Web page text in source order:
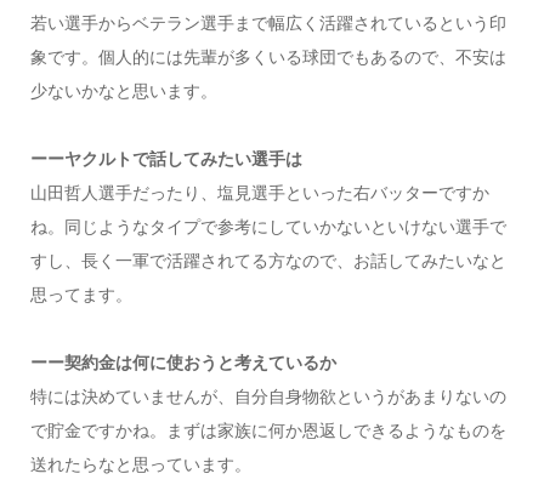
若い選手からベテラン選手まで幅広く活躍されているという印
象です。個人的には先輩が多くいる球団でもあるので、不安は
少ないかなと思います。
ーーヤクルトで話してみたい選手は
山田哲人選手だったり、塩見選手といった右バッターですか
ね。同じようなタイプで参考にしていかないといけない選手で
すし、長く一軍で活躍されてる方なので、お話してみたいなと
思ってます。
ーー契約金は何に使おうと考えているか
特には決めていませんが、自分自身物欲というがあまりないの
で貯金ですかね。まずは家族に何か恩返しできるようなものを
送れたらなと思っています。